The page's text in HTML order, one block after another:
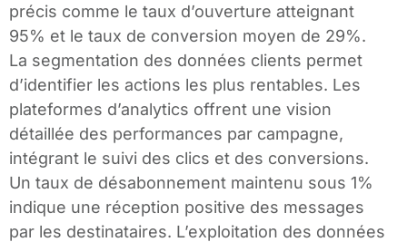
précis comme le taux d’ouverture atteignant
95% et le taux de conversion moyen de 29%.
La segmentation des données clients permet
d’identifier les actions les plus rentables. Les
plateformes d’analytics offrent une vision
détaillée des performances par campagne,
intégrant le suivi des clics et des conversions.
Un taux de désabonnement maintenu sous 1%
indique une réception positive des messages
par les destinataires. L’exploitation des données